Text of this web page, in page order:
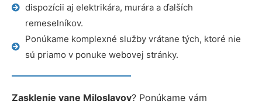
dispozícii aj elektrikára, murára a ďalších
remeselníkov.
Ponúkame komplexné služby vrátane tých, ktoré nie
sú priamo v ponuke webovej stránky.
Zasklenie vane Miloslavov? Ponúkame vám